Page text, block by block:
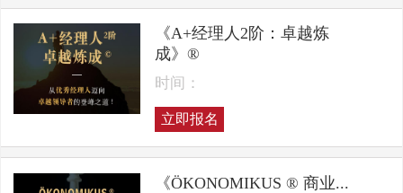
《A+经理人2阶：卓越炼
成》®
时间：
立即报名
《ÖKONOMIKUS ® 商业...